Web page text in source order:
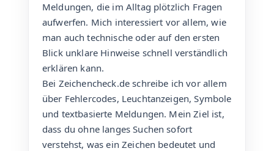
Meldungen, die im Alltag plötzlich Fragen
aufwerfen. Mich interessiert vor allem, wie
man auch technische oder auf den ersten
Blick unklare Hinweise schnell verständlich
erklären kann.
Bei Zeichencheck.de schreibe ich vor allem
über Fehlercodes, Leuchtanzeigen, Symbole
und textbasierte Meldungen. Mein Ziel ist,
dass du ohne langes Suchen sofort
verstehst, was ein Zeichen bedeutet und